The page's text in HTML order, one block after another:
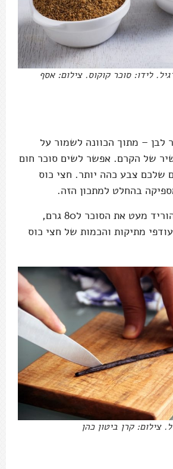
לידו: סוכר קוקוס. צילום: אסף
– מתוך הכוונה לשמור על
של הקרם. אפשר לשים סוכר חום
שלכם צבע כהה יותר. חצי כוס
אפשר גם לנסות להוריד מעט את הסוכר ל80 גרם,
מתיקות והכמות של חצי כוס
צילום: קרן ביטון כהן